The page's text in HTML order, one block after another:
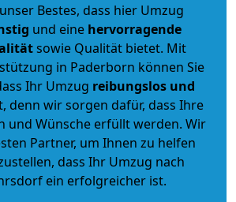
Bestes, dass hier Umzug
und eine hervorragende
sowie Qualität bietet. Mit
in Paderborn können Sie
Ihr Umzug reibungslos und
denn wir sorgen dafür, dass Ihre
und Wünsche erfüllt werden. Wir
Partner, um Ihnen zu helfen
dass Ihr Umzug nach
ein erfolgreicher ist.